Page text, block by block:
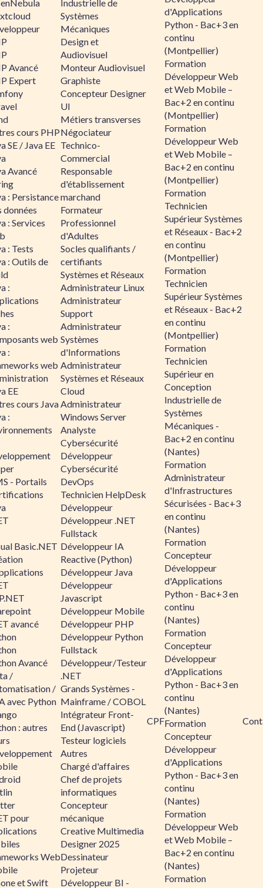
Avancé
Expert
cours PHP
SE / Java EE
Avancé
: Persistance
données
: Services
: Tests
: Outils de
:
:
web
:
web
EE
cours Java
:
- Portails
Basic.NET
avancé
Avancé
/
/
avec Python
: autres
pour
Web
et Swift
Industrielle de
Systèmes
Mécaniques
Design et
Audiovisuel
Monteur Audiovisuel
Graphiste
Concepteur Designer
UI
Métiers transverses
Négociateur
Technico-
Commercial
Responsable
d'établissement
marchand
Formateur
Professionnel
d'Adultes
Socles qualifiants /
certifiants
Systèmes et Réseaux
Administrateur Linux
Administrateur
Support
Administrateur
Systèmes
d'Informations
Administrateur
Systèmes et Réseaux
Cloud
Administrateur
Windows Server
Analyste
Cybersécurité
Développeur
Cybersécurité
DevOps
Technicien HelpDesk
Développeur
Développeur .NET
Fullstack
Développeur IA
Reactive (Python)
Développeur Java
Développeur
Javascript
Développeur Mobile
Développeur PHP
Développeur Python
Fullstack
Développeur/Testeur
.NET
Grands Systèmes -
Mainframe / COBOL
Intégrateur Front-
End (Javascript)
Testeur logiciels
Autres
Chargé d'affaires
Chef de projets
informatiques
Concepteur
mécanique
Creative Multimedia
Designer 2025
Dessinateur
Projeteur
Développeur BI -
CPF
d'Applications
Python - Bac+3 en
continu
(Montpellier)
Formation
Développeur Web
et Web Mobile –
Bac+2 en continu
(Montpellier)
Formation
Développeur Web
et Web Mobile –
Bac+2 en continu
(Montpellier)
Formation
Technicien
Supérieur Systèmes
et Réseaux - Bac+2
en continu
(Montpellier)
Formation
Technicien
Supérieur Systèmes
et Réseaux - Bac+2
en continu
(Montpellier)
Formation
Technicien
Supérieur en
Conception
Industrielle de
Systèmes
Mécaniques -
Bac+2 en continu
(Nantes)
Formation
Administrateur
d'Infrastructures
Sécurisées - Bac+3
en continu
(Nantes)
Formation
Concepteur
Développeur
d'Applications
Python - Bac+3 en
continu
(Nantes)
Formation
Concepteur
Développeur
d'Applications
Python - Bac+3 en
continu
(Nantes)
Formation
Concepteur
Développeur
d'Applications
Python - Bac+3 en
continu
(Nantes)
Formation
Développeur Web
et Web Mobile –
Bac+2 en continu
(Nantes)
Formation